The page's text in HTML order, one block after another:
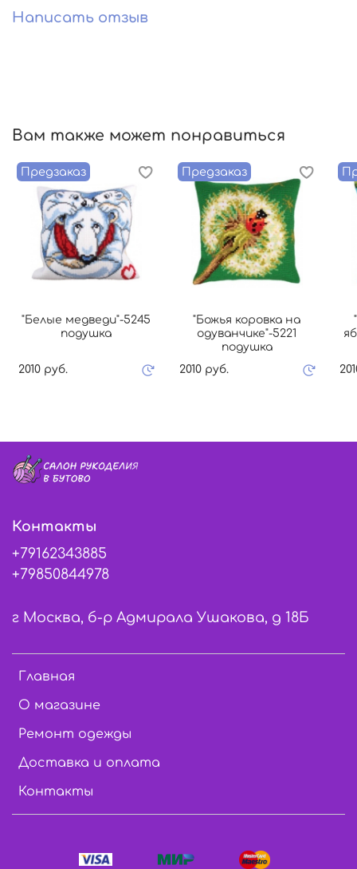
Написать отзыв
Вам также может понравиться
Предзаказ
"Белые медведи"-5245
подушка
2010 руб.
Предзаказ
"Божья коровка на
одуванчике"-5221
подушка
2010 руб.
Главная
О магазине
Ремонт одежды
Доставка и оплата
Контакты
Контакты
+79162343885
+79850844978
г Москва, б-р Адмирала Ушакова, д 18Б